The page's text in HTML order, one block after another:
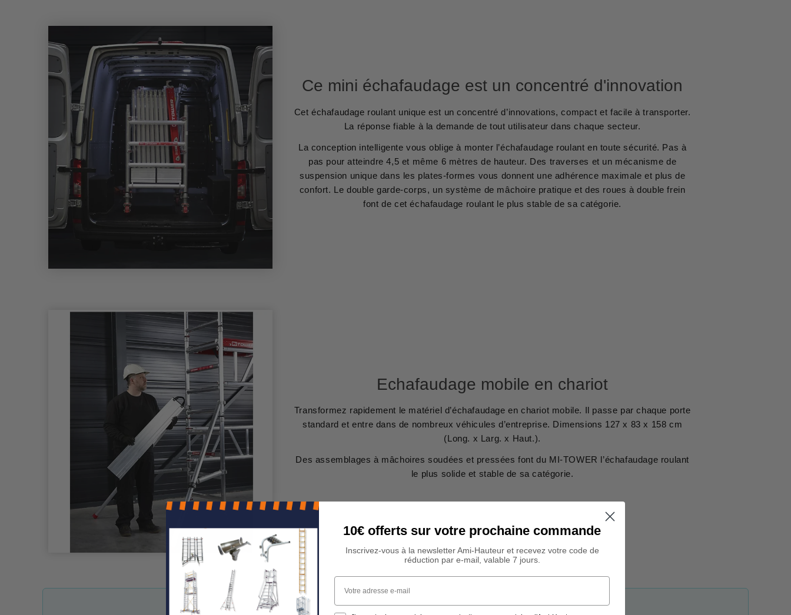
Ce mini échafaudage est un concentré d'innovation
Cet échafaudage roulant unique est un concentré d’innovations, compact et facile à transporter.
La réponse fiable à la demande de tout utilisateur dans chaque secteur.
La conception intelligente vous oblige à monter l’échafaudage roulant en toute sécurité. Pas à
pas pour atteindre 4,5 et même 6 mètres de hauteur. Des traverses et un mécanisme de
suspension unique dans les plates-formes vous donnent une adhérence maximale et plus de
confort. Le double garde-corps, un système de mâchoire pratique et des roues à double frein
font de cet échafaudage roulant le plus stable de sa catégorie.
Echafaudage mobile en chariot
Transformez rapidement le matériel d’échafaudage en chariot mobile. Il passe par chaque porte
standard et entre dans de nombreux véhicules d’entreprise. Dimensions 127 x 83 x 158 cm
(Long. x Larg. x Haut.).
Des assemblages à mâchoires soudées et pressées font du MI-TOWER l’échafaudage roulant
le plus solide et stable de sa catégorie.
10€ offerts sur votre prochaine commande
Inscrivez-vous à la newsletter Ami-Hauteur et recevez votre code de
réduction par e-mail, valable 7 jours.
Votre adresse e-mail